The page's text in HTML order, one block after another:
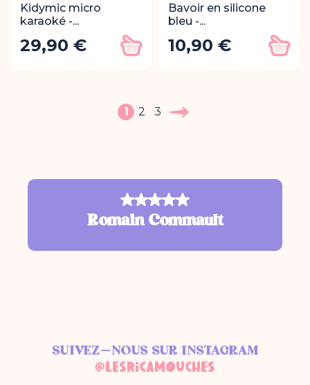
Kidymic micro
karaoké -...
Prix
29,90 €
Bavoir en silicone
bleu -...
Prix
10,90 €
1 2 3 Suivant
Note : 5
Romain Commault
SUIVEZ-NOUS SUR INSTAGRAM
@LESRICAMOUCHES